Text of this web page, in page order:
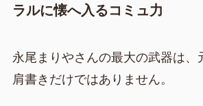
ラルに懐へ入るコミュ力
永尾まりやさんの最大の武器は、
肩書きだけではありません。